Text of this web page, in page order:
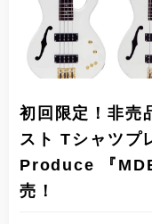
初回限定！非売
スト Tシャツプ
Produce 『
売！